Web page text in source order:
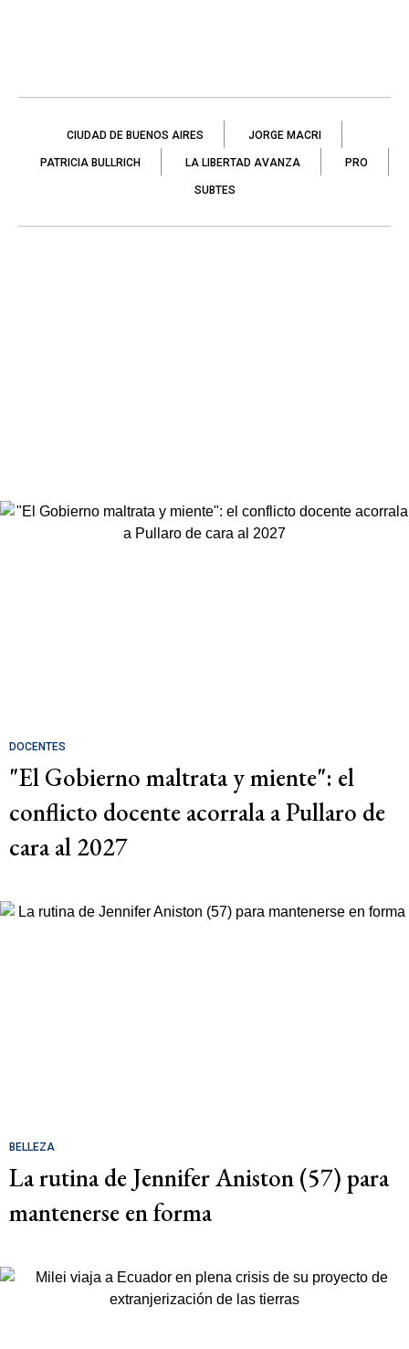
CIUDAD DE BUENOS AIRES JORGE MACRI
PATRICIA BULLRICH LA LIBERTAD AVANZA PRO
SUBTES
DOCENTES
"El Gobierno maltrata y miente": el
conflicto docente acorrala a Pullaro de
cara al 2027
BELLEZA
La rutina de Jennifer Aniston (57) para
mantenerse en forma